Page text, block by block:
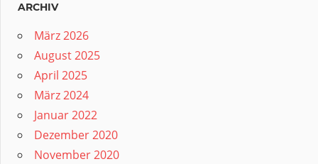
ARCHIV
März 2026
August 2025
April 2025
März 2024
Januar 2022
Dezember 2020
November 2020